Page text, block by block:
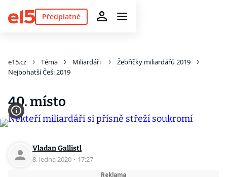
Předplatné
e15.cz Téma Miliardáři
Žebříčky miliardářů 2019
Nejbohatší Češi 2019
40. místo
Vladan Gallistl
8. ledna 2020 · 17:27